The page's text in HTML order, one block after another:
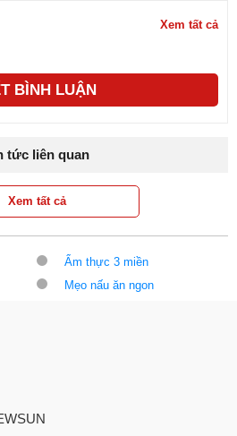
Xem tất cả
BÌNH LUẬN
tức liên quan
Xem tất cả
Ẩm thực 3 miền
Mẹo nấu ăn ngon